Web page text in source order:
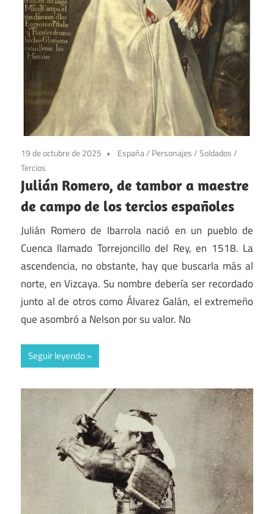
19 de octubre de 2025 España/ Personajes/Soldados/
Tercios
Julián Romero, de tambor a maestre
de campo de los tercios españoles
Julián Romero de Ibarrola nació en un pueblo de
Cuenca llamado Torrejoncillo del Rey, en 1518. La
ascendencia, no obstante, hay que buscarla más al
norte, en Vizcaya. Su nombre debería ser recordado
junto al de otros como Álvarez Galán, el extremeño
que asombró a Nelson por su valor. No
Seguir leyendo